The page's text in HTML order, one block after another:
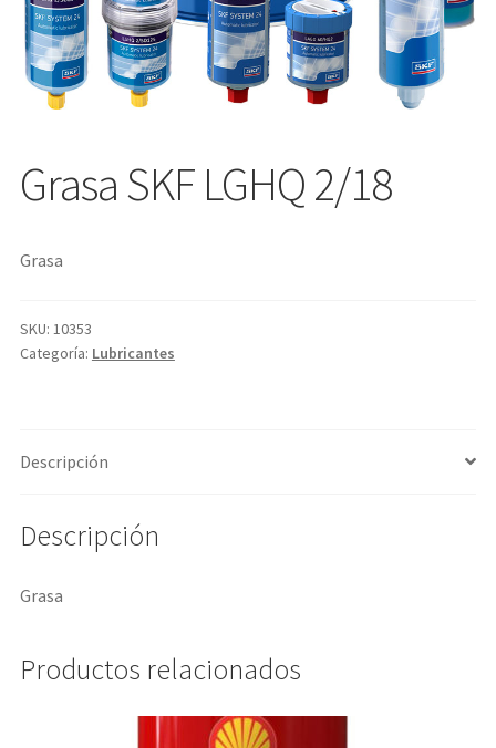
Grasa SKF LGHQ 2/18
Grasa
SKU: 10353
Categoría: Lubricantes
Descripción
Descripción
Grasa
Productos relacionados